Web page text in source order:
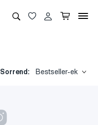
Sorrend: Bestseller-ek